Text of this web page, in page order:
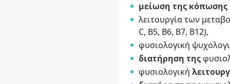
μείωση της κόπωσης
λειτουργία των
C, B5, B6, B7, B12),
φυσιολογική
διατήρηση της
φυσιολογική